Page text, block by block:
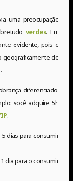
uma preocupação
verdes. Em
evidente, pois o
geograficamente do
diferenciado.
você adquire 5h
.
dias para consumir
dia para o consumir